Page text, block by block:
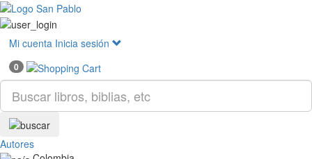
Mi cuenta Inicia sesión
0
Autores